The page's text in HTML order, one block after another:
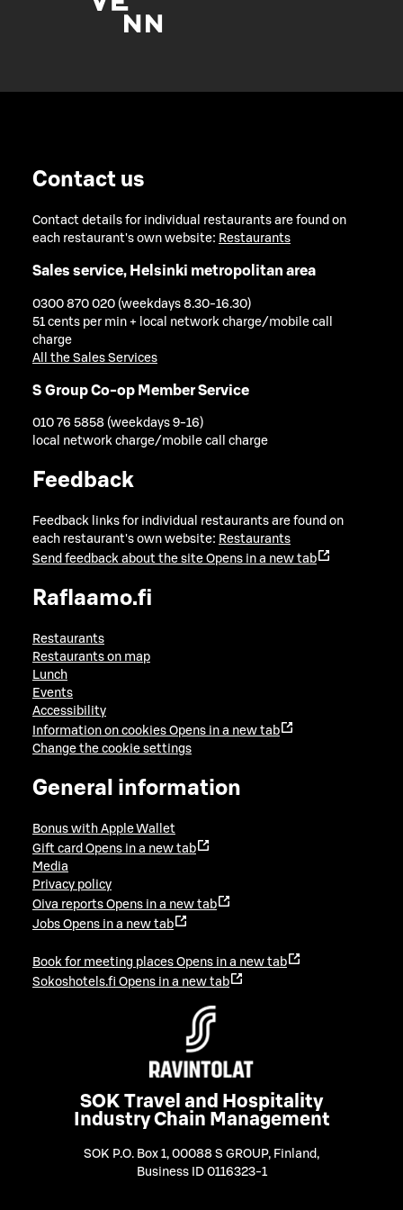
Contact us
Contact details for individual restaurants are found on
each restaurant's own website: Restaurants
Sales service, Helsinki metropolitan area
0300 870 020 (weekdays 8.30-16.30)
51 cents per min + local network charge/mobile call
charge
All the Sales Services
S Group Co-op Member Service
010 76 5858 (weekdays 9-16)
local network charge/mobile call charge
Feedback
Feedback links for individual restaurants are found on
each restaurant's own website: Restaurants
Send feedback about the site Opens in a new tab
Raflaamo.fi
Restaurants
Restaurants on map
Lunch
Events
Accessibility
Information on cookies Opens in a new tab
Change the cookie settings
General information
Bonus with Apple Wallet
Gift card Opens in a new tab
Media
Privacy policy
Oiva reports Opens in a new tab
Jobs Opens in a new tab
Book for meeting places Opens in a new tab
Sokoshotels.fi Opens in a new tab
SOK Travel and Hospitality
Industry Chain Management
SOK P.O. Box 1, 00088 S GROUP, Finland ,
Business ID 0116323-1